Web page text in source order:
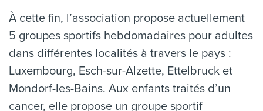
À cette fin, l’association propose actuellement
5 groupes sportifs hebdomadaires pour adultes
dans différentes localités à travers le pays :
Luxembourg, Esch-sur-Alzette, Ettelbruck et
Mondorf-les-Bains. Aux enfants traités d’un
cancer, elle propose un groupe sportif